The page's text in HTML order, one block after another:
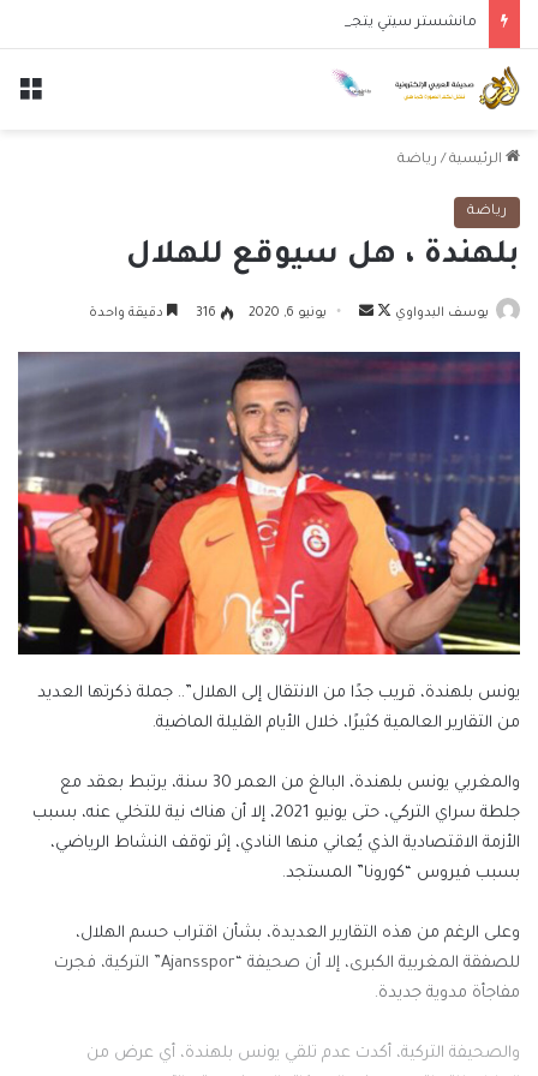
الرئيسية / رياضة
رياضة
بلهندة ، هل سيوقع للهلال
يوسف البدواوي
تابع
X
أرسل
إلكترونيا
يونيو 6, 2020 316 دقيقة واحدة
يونس بلهندة، قريب جدًا من الانتقال إلى الهلال”.. جملة ذكرتها العديد
من التقارير العالمية كثيرًا، خلال الأيام القليلة الماضية.
والمغربي يونس بلهندة، البالغ من العمر 30 سنة، يرتبط بعقد مع
جلطة سراي التركي، حتى يونيو 2021، إلا أن هناك نية للتخلي عنه، بسبب
الأزمة الاقتصادية الذي يُعاني منها النادي، إثر توقف النشاط الرياضي،
بسبب فيروس “كورونا” المستجد.
وعلى الرغم من هذه التقارير العديدة، بشأن اقتراب حسم الهلال،
للصفقة المغربية الكبرى، إلا أن صحيفة “Ajansspor” التركية، فجرت
مفاجأة مدوية جديدة.
والصحيفة التركية، أكدت عدم تلقي يونس بلهندة، أي عرض من